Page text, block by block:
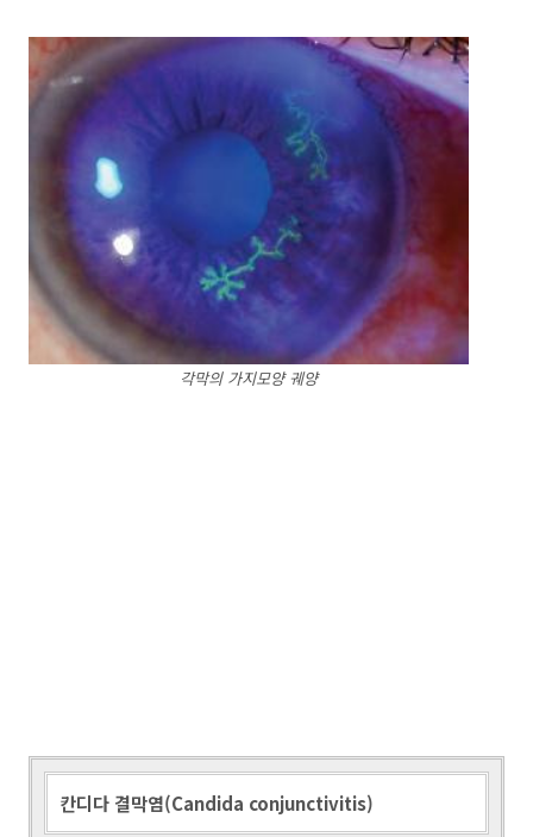
각막의 가지모양 궤양
칸디다 결막염(Candida conjunctivitis)